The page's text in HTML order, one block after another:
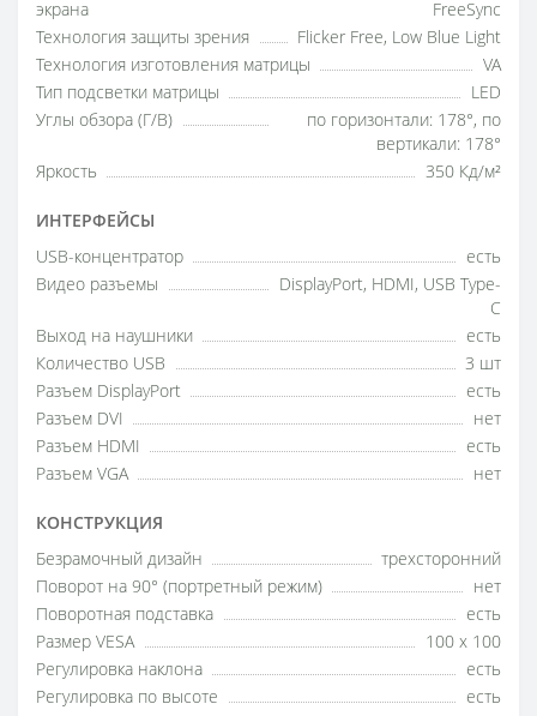
экрана
FreeSync
Технология защиты зрения
Flicker Free, Low Blue Light
Технология изготовления матрицы
VA
Тип подсветки матрицы
LED
Углы обзора (Г/В)
по горизонтали: 178°, по
вертикали: 178°
Яркость
350 Кд/м²
ИНТЕРФЕЙСЫ
USB-концентратор
есть
Видео разъемы
DisplayPort, HDMI, USB Type-
C
Выход на наушники
есть
Количество USB
3 шт
Разъем DisplayPort
есть
Разъем DVI
нет
Разъем HDMI
есть
Разъем VGA
нет
КОНСТРУКЦИЯ
Безрамочный дизайн
трехсторонний
Поворот на 90° (портретный режим)
нет
Поворотная подставка
есть
Размер VESA
100 x 100
Регулировка наклона
есть
Регулировка по высоте
есть